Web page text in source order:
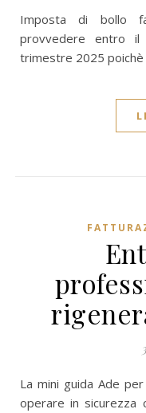
Imposta di bollo fatture elettroniche: regole per
provvedere entro
trimestre 2025
La mini guida Ade per aggiornare l'ambiente Entratel ed
operare in sicurezza